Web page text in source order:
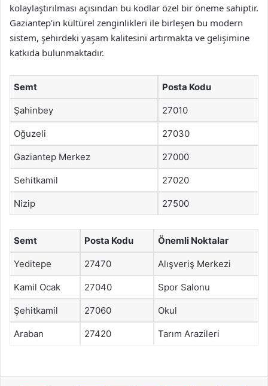
kolaylaştırılması açısından bu kodlar özel bir öneme sahiptir.
Gaziantep’in kültürel zenginlikleri ile birleşen bu modern
sistem, şehirdeki yaşam kalitesini artırmakta ve gelişimine
katkıda bulunmaktadır.
Semt Posta Kodu
Şahinbey 27010
Oğuzeli 27030
Gaziantep Merkez 27000
Sehitkamil 27020
Nizip 27500
Semt Posta Kodu Önemli Noktalar
Yeditepe 27470 Alışveriş Merkezi
Kamil Ocak 27040 Spor Salonu
Şehitkamil 27060 Okul
Araban 27420 Tarım Arazileri